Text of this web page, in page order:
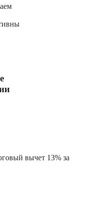
вычет 13% за